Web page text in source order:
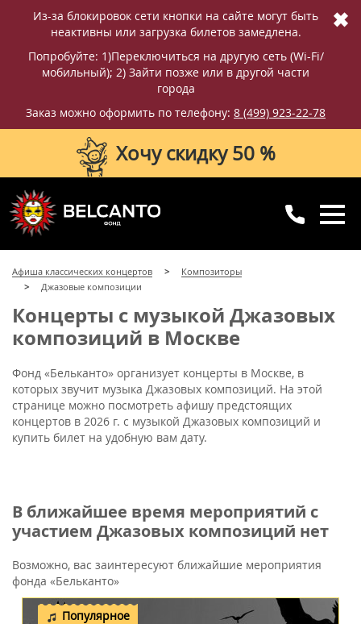
Из-за блокировок сети кнопки на сайте могут быть
неактивны или загрузка билетов замедлена.
Попробуйте: 1)Переключиться на другую сеть (Wi-Fi/
мобильный); 2) Зайти позже или в другой части
города
Заказ можно оформить по телефону: 8 (499) 923-22-78
✖
Хочу скидку 50 %
8 (499) 923-22-78
с 10:00 до 20:00
Афиша классических концертов
Композиторы
Джазовые композиции
Концерты с музыкой Джазовых
композиций в Москве
Фонд «Бельканто» организует концерты в Москве, в
которых звучит музыка Джазовых композиций. На этой
странице можно посмотреть афишу предстоящих
концертов в 2026 г. с музыкой Джазовых композиций и
купить билет на удобную вам дату.
В ближайшее время мероприятий с
участием Джазовых композиций нет
Возможно, вас заинтересуют ближайшие мероприятия
фонда «Бельканто»
Популярное